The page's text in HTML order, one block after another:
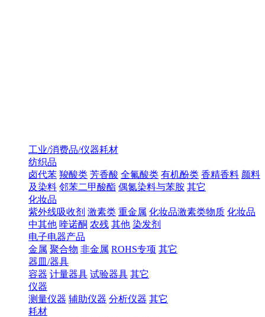
工业/消费品/仪器耗材
纺织品
卤代苯 羧酸类 芳香酸 全氟酸类 有机酚类 香精香料 颜料
及染料 邻苯二甲酸酯 偶氮染料与苯胺 其它
化妆品
紫外线吸收剂 激素类 重金属 化妆品激素类物质 化妆品
中其他 喹诺酮 农残 其他 染发剂
电子电器产品
金属 聚合物 非金属 ROHS专项 其它
器皿/器具
容器 计量器具 试验器具 其它
仪器
测量仪器 辅助仪器 分析仪器 其它
耗材